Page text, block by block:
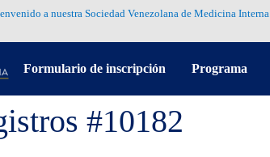
a nuestra Sociedad Venezolana de Medicina Interna
Formulario de inscripción Programa
#10182